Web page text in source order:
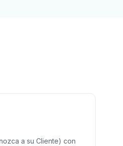
a su Cliente) con